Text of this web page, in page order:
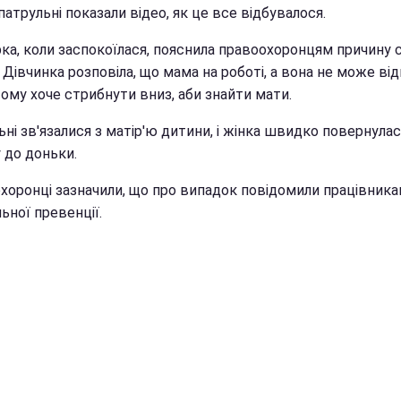
показали відео, як це все відбувалося.
коли заспокоїлася, пояснила правоохоронцям причину
Дівчинка розповіла, що мама на роботі, а вона не може
хоче стрибнути вниз, аби знайти мати.
зв'язалися з матір'ю дитини, і жінка швидко
доньки.
зазначили, що про випадок повідомили
превенції.